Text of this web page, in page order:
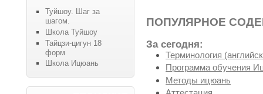
ПОПУЛЯРНОЕ
За сегодня:
Терминология
Программа обучения
Методы ицюань
Туйшоу. Шаг за
шагом.
Школа Туйшоу
Тайцзи-цигун 18
форм
Школа Ицюань